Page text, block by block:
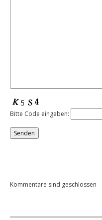
Bitte Code eingeben:
Kommentare sind geschlossen